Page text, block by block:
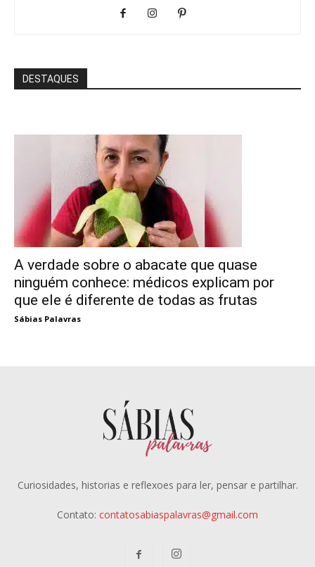
DESTAQUES
A verdade sobre o abacate que quase
ninguém conhece: médicos explicam por
que ele é diferente de todas as frutas
Sábias Palavras
Curiosidades, historias e reflexoes para ler, pensar e partilhar.
Contato: contatosabiaspalavras@gmail.com